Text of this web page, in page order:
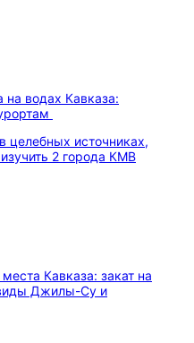
на водах Кавказа:
целебных источниках,
2 города КМВ